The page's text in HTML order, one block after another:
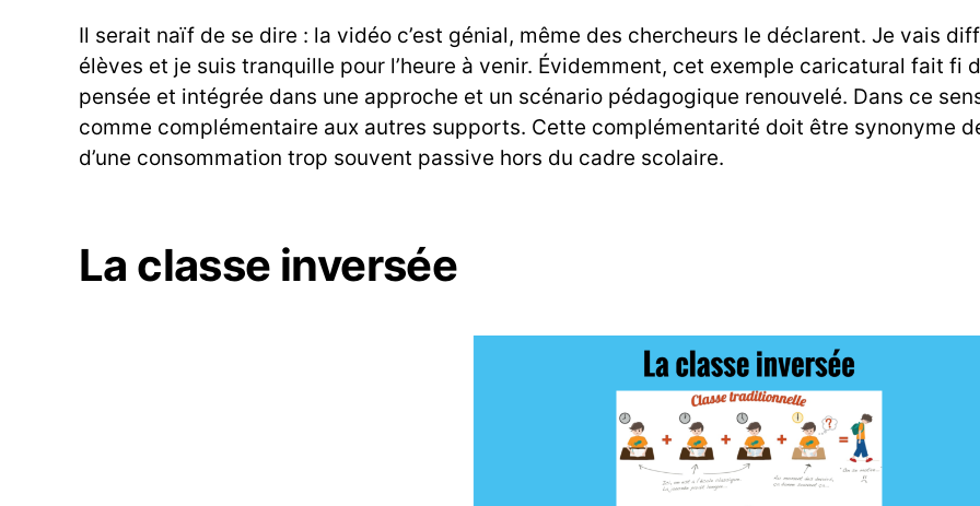
Il serait naïf de se dire : la vidéo c’est génial, même des chercheurs le déclarent. Je vais
élèves et je suis tranquille pour l’heure à venir. Évidemment, cet exemple caricatural fait fi
pensée et intégrée dans une approche et un scénario pédagogique renouvelé. Dans ce
comme complémentaire aux autres supports. Cette complémentarité doit être synonyme
d’une consommation trop souvent passive hors du cadre scolaire.
La classe inversée